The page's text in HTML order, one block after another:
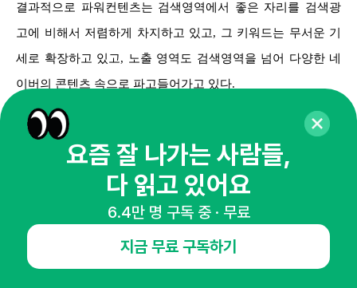
결과적으로 파워컨텐츠는 검색영역에서 좋은 자리를 검색광
고에 비해서 저렴하게 차지하고 있고, 그 키워드는 무서운 기
세로 확장하고 있고, 노출 영역도 검색영역을 넘어 다양한 네
이버의 콘텐츠 속으로 파고들어가고 있다.
이제 관점을 블로그마케팅을 하는 업체들에게 돌려보자. 왜 블
로그 마케팅을 하는가? 검색광고에 비해서 비교적 저렴한 비
용으로 상위에 노출시키는 것과 동시에 고객의 신뢰도를 얻기
위함이 가장 큰 이유일 것이다. 또한 17년 이전의 네이버 마케
팅은 몇몇 인기있는 키워드에 블로그가 상위노출이 되면 매출
에 큰 영향을 미쳤던 것이 사실이었다. 이런 이유로 인해서 “내
요즘 잘 나가는 사람들,
다 읽고 있어요
6.4만 명 구독 중 · 무료
지금 무료 구독하기